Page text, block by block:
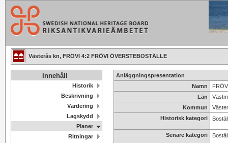
Västerås kn, FRÖVI 4:2 FRÖVI ÖVERSTEBOSTÄLLE
Innehåll
Historik
Beskrivning
Värdering
Lagskydd
Planer
Ritningar
Anläggningspresentation
Namn
Län
Kommun
Historisk kategori
Senare kategori